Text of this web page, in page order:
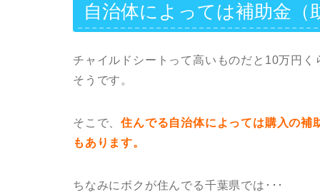
自治体によっては補助金（
チャイルドシートって高いものだと10万円
そうです。
そこで、住んでる自治体によっては購入の補
もあります。
ちなみにボクが住んでる千葉県では･･･